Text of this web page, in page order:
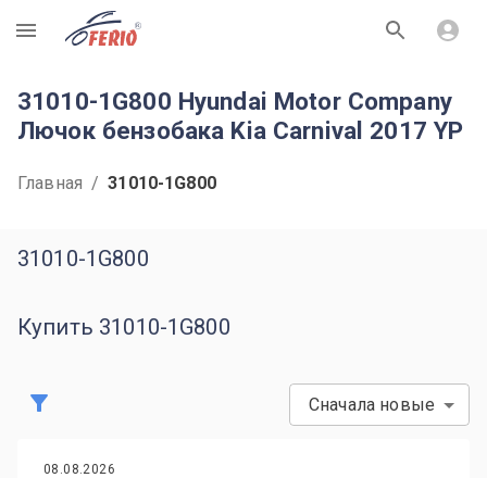
R
31010-1G800 Hyundai Motor Company
Лючок бензобака Kia Carnival 2017 YP
Главная / 31010-1G800
31010-1G800
Купить 31010-1G800
Сначала новые
08.08.2026